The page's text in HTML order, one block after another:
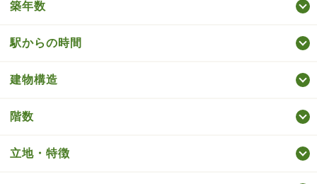
築年数
駅からの時間
建物構造
階数
立地・特徴